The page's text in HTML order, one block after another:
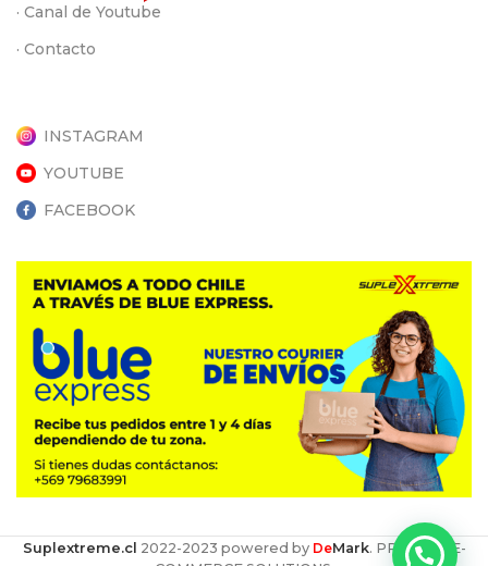
· Canal de Youtube
· Contacto
INSTAGRAM
YOUTUBE
FACEBOOK
Suplextreme.cl 2022-2023 powered by DeMark. PREMIUM E-